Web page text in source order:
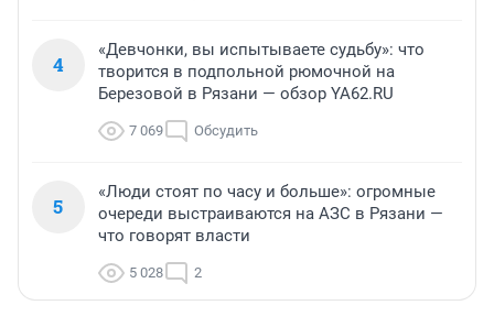
4
«Девчонки, вы испытываете судьбу»: что
творится в подпольной рюмочной на
Березовой в Рязани — обзор YA62.RU
7 069 Обсудить
5
«Люди стоят по часу и больше»: огромные
очереди выстраиваются на АЗС в Рязани —
что говорят власти
5 028 2